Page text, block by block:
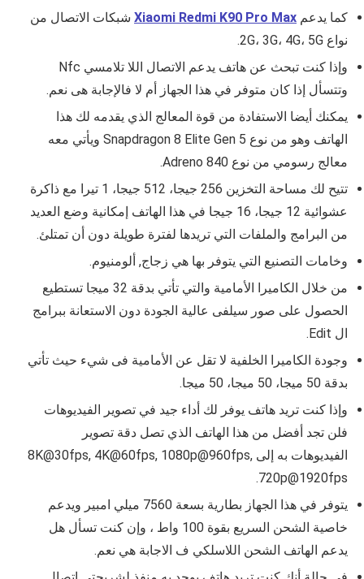
كما يدعم Xiaomi Redmi K90 Pro Max شبكات الاتصال من
نواع 2G، 3G، 4G، 5G.
وإذا كنت تبحث عن هاتف يدعم الاتصال اللا تلامسي Nfc
وتتسأل إذا كان متوفر في هذا الجهاز أم لا فالإجابة هى نعم.
يمكنك أيضا الاستفادة من قوة المعالج الذي يقدمه لك هذا
الهاتف وهو من نوع Snapdragon 8 Elite Gen 5 ويأتي معه
معالج رسومي من نوع Adreno 840.
تتيح لك مساحة التخزين 256 جيجا، 512 جيجا، 1 تيرا مع ذاكرة
عشوائية 12 جيجا، 16 جيجا في هذا الهاتف إمكانية وضع العديد
من البرامج والملفات التي تريدها لفترة طويلة دون أن تمتلئ.
وخامات التصنيع التي يتوفر بها هي زجاج, ألومنيوم.
من خلال الكاميرا الأمامية والتي تأتي بدقة 32 ميجا تستطيع
الحصول على صور سيلفى عالية الجودة دون الاستعانة ببرامج
ال Edit.
وجودة الكاميرا الخلفية لا تقل عن الأمامية فى شيء حيث تأتي
بدقة 50 ميجا، 50 ميجا، 50 ميجا.
وإذا كنت تريد هاتف يوفر لك أداء جيد في تصوير الفيديوهات
فلن تجد أفضل من هذا الهاتف الذي تصل دقة تصوير
الفيديوهات به إلى 8K@30fps, 4K@60fps, 1080p@960fps,
720p@1920fps.
يتوفر في هذا الجهاز بطارية بسعة 7560 ميلي امبير ويدعم
خاصية الشحن السريع بقوة 100 واط ، وإن كنت تسأل هل
يدعم الهاتف الشحن اللاسلكي ف الاجابة هي نعم.